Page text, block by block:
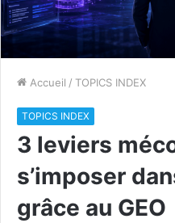
Accueil / TOPICS INDEX
TOPICS INDEX
3 leviers
s’imposer
grâce au GEO